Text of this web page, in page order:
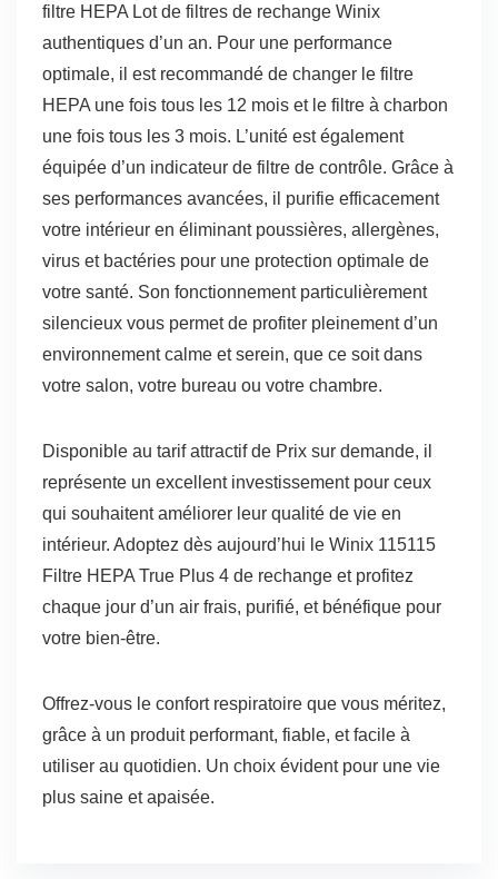
filtre HEPA Lot de filtres de rechange Winix
authentiques d’un an. Pour une performance
optimale, il est recommandé de changer le filtre
HEPA une fois tous les 12 mois et le filtre à charbon
une fois tous les 3 mois. L’unité est également
équipée d’un indicateur de filtre de contrôle. Grâce à
ses performances avancées, il purifie efficacement
votre intérieur en éliminant poussières, allergènes,
virus et bactéries pour une protection optimale de
votre santé. Son fonctionnement particulièrement
silencieux vous permet de profiter pleinement d’un
environnement calme et serein, que ce soit dans
votre salon, votre bureau ou votre chambre.
Disponible au tarif attractif de Prix sur demande, il
représente un excellent investissement pour ceux
qui souhaitent améliorer leur qualité de vie en
intérieur. Adoptez dès aujourd’hui le Winix 115115
Filtre HEPA True Plus 4 de rechange et profitez
chaque jour d’un air frais, purifié, et bénéfique pour
votre bien-être.
Offrez-vous le confort respiratoire que vous méritez,
grâce à un produit performant, fiable, et facile à
utiliser au quotidien. Un choix évident pour une vie
plus saine et apaisée.